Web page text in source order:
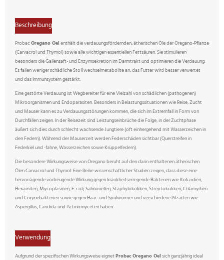
Beschreibung
ProbacOregano Oelenthält die verdauungsfördernden, ätherischen Öle der Oregano-Pflanze
(Carvacrol und Thymol) sowie alle wichtigen essentiellen Fettsäuren. Sie stimulieren
besonders die Gallensaft- und Enzymsekretion im Darmtrakt und optimieren die Verdauung.
Es fallen weniger schädliche Stoffwechselmetabolite an, das Futter wird besser verwertet
und das Immunsystem gestärkt.
Eine gestörte Verdauung ist Wegbereiter für eine Vielzahl von schädlichen (pathogenen)
Mikroorganismen und Endoparasiten. Besonders in Belastungssituationen wie Reise, Zucht
und Mauser kann es zu Verdauungsstörungen kommen, die sich im Extremfall in Form von
Durchfällen zeigen. In der Reisezeit sind Leistungseinbrüche die Folge, in der Zuchtphase
äußert sich dies durch schlecht wachsende Jungtiere (oft einhergehend mit Wasserzeichen in
den Federn). Während der Mauserzeit werden Federschäden sichtbar (Querstreifen in
Federkiel und -fahne, Wasserzeichen sowie Krüppelfedern).
Die besondere Wirkungsweise von Oregano beruht auf den darin enthaltenen ätherischen
Ölen Carvacrol und Thymol. Eine Reihe wissenschaftlicher Studien zeigen, dass diese eine
hervorragende vorbeugende Wirkung gegen krankheitserregende Bakterien wie Kokzidien,
Hexamiten, Mycoplasmen, E. coli, Salmonellen, Staphylokokken, Streptokokken, Chlamydien
und Corynebakterien sowie gegen Haar- und Spulwürmer und verschiedene Pilzarten wie
Aspergillus, Candida und Actinomyceten haben.
Verwendung
Aufgrund der spezifischen Wirkungsweise eignetProbacOregano Oelsich ganzjährig ideal